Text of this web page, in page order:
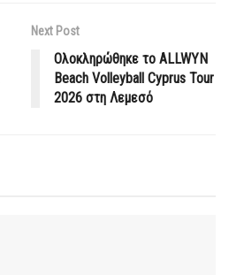
Next Post
Ολοκληρώθηκε το ALLWYN
Beach Volleyball Cyprus Tour
2026 στη Λεμεσό